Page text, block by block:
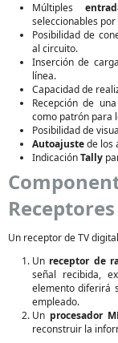
Múltiples
seleccionables
Posibilidad de
al circuito.
Inserción de
línea.
Capacidad de
Recepción de
como patrón para
Posibilidad de
Autoajustede los
IndicaciónTally
Un receptor de TV digital
Un receptor de
señal recibida,
elemento diferirá
empleado.
Un procesador
reconstruir la